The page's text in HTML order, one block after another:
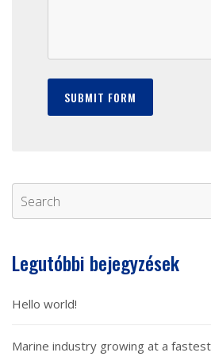
Legutóbbi bejegyzések
Hello world!
Marine industry growing at a